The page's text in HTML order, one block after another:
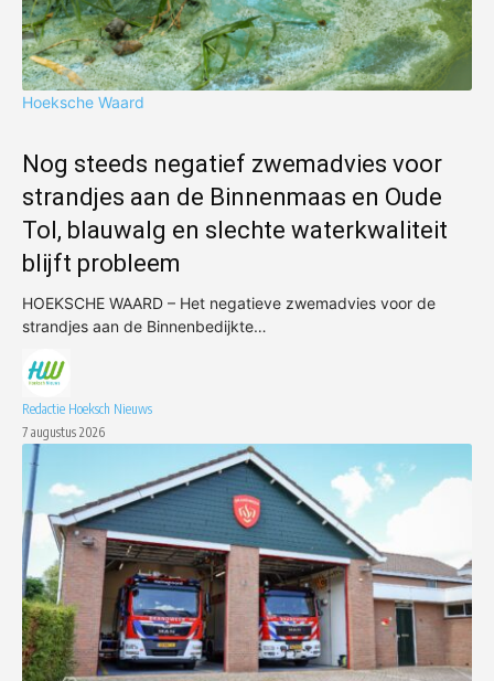
Hoeksche Waard
Nog steeds negatief zwemadvies voor
strandjes aan de Binnenmaas en Oude
Tol, blauwalg en slechte waterkwaliteit
blijft probleem
HOEKSCHE WAARD – Het negatieve zwemadvies voor de
strandjes aan de Binnenbedijkte…
Redactie Hoeksch Nieuws
7 augustus 2026